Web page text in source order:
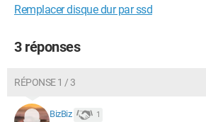
Remplacer disque dur par ssd
3 réponses
RÉPONSE 1 / 3
BizBiz 1